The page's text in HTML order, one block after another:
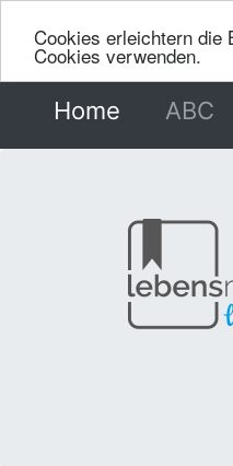
Cookies erleichtern die
Cookies verwenden.
Home (current)
ABC